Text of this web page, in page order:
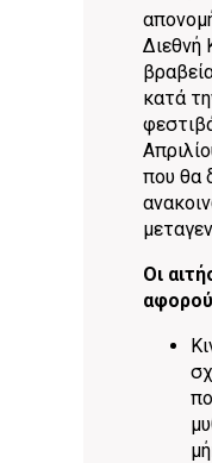
Διεθνή
κατά
που θα
Οι